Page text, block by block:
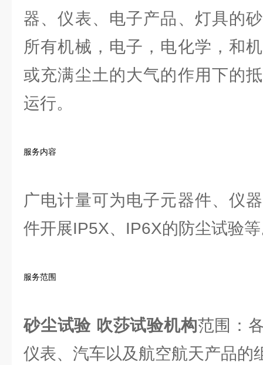
器、仪表、电子产品、灯具的
所有机械，电子，电化学，和
或充满尘土的大气的作用下的
运行。
服务内容
广电计量可为电子元器件、仪
件开展IP5X、IP6X的防尘试验
服务范围
砂尘试验 吹莎试验机构范围：
仪表、汽车以及航空航天产品的